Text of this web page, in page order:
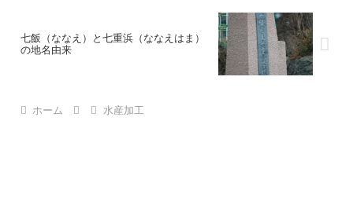
七飯（ななえ）と七重浜（ななえはま）
の地名由来
ホーム 水産加工